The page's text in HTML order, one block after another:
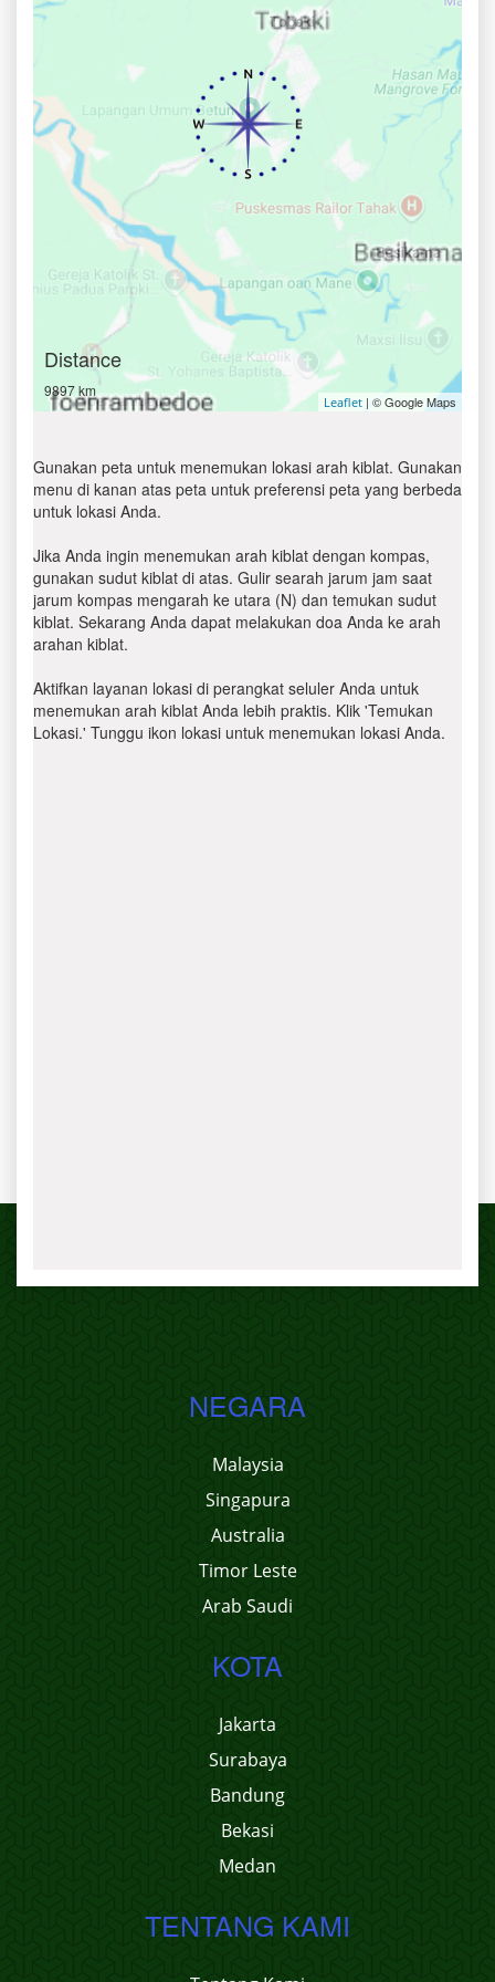
Distance
9897 km
Leaflet | © Google Maps
Gunakan peta untuk menemukan lokasi arah kiblat. Gunakan
menu di kanan atas peta untuk preferensi peta yang berbeda
untuk lokasi Anda.
Jika Anda ingin menemukan arah kiblat dengan kompas,
gunakan sudut kiblat di atas. Gulir searah jarum jam saat
jarum kompas mengarah ke utara (N) dan temukan sudut
kiblat. Sekarang Anda dapat melakukan doa Anda ke arah
arahan kiblat.
Aktifkan layanan lokasi di perangkat seluler Anda untuk
menemukan arah kiblat Anda lebih praktis. Klik 'Temukan
Lokasi.' Tunggu ikon lokasi untuk menemukan lokasi Anda.
NEGARA
Malaysia
Singapura
Australia
Timor Leste
Arab Saudi
KOTA
Jakarta
Surabaya
Bandung
Bekasi
Medan
TENTANG KAMI